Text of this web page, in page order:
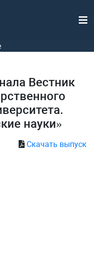
Вестник
науки»
Скачать выпуск